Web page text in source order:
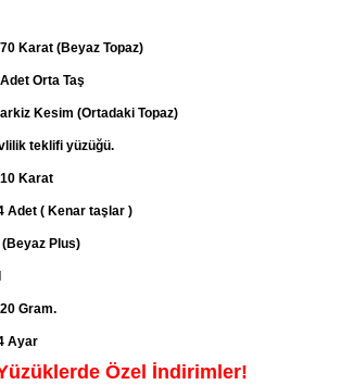
Karat (Beyaz Topaz)
Orta Taş
Kesim (Ortadaki Topaz)
teklifi yüzüğü.
Karat
Adet ( Kenar taşlar )
(Beyaz Plus)
Gram.
Ayar
Özel İndirimler!